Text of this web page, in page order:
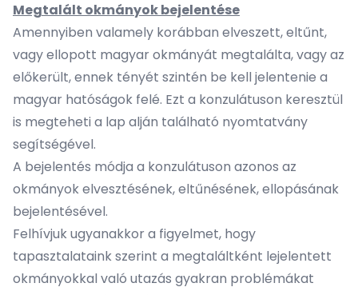
Megtalált okmányok bejelentése
Amennyiben valamely korábban elveszett, eltűnt,
vagy ellopott magyar okmányát megtalálta, vagy az
előkerült, ennek tényét szintén be kell jelentenie a
magyar hatóságok felé. Ezt a konzulátuson keresztül
is megteheti a lap alján található nyomtatvány
segítségével.
A bejelentés módja a konzulátuson azonos az
okmányok elvesztésének, eltűnésének, ellopásának
bejelentésével.
Felhívjuk ugyanakkor a figyelmet, hogy
tapasztalataink szerint a megtaláltként lejelentett
okmányokkal való utazás gyakran problémákat